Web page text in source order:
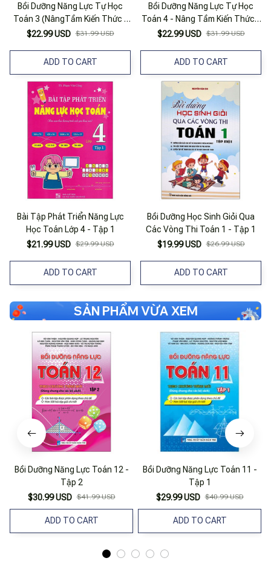
Bồi Dưỡng Năng Lực Tự Học
Toán 3 (NângTầm Kiến Thức -
Phát Triển Tư Duy)
$22.99 USD $31.99 USD
ADD TO CART
Bồi Dưỡng Năng Lực Tự Học
Toán 4 - Nâng Tầm Kiến Thức -
Phát Triển Tư Duy
$22.99 USD $31.99 USD
ADD TO CART
Bài Tập Phát Triển Năng Lực
Học Toán Lớp 4 - Tập 1
$21.99 USD $29.99 USD
ADD TO CART
Bồi Dưỡng Học Sinh Giỏi Qua
Các Vòng Thi Toán 1 - Tập 1
$19.99 USD $26.99 USD
ADD TO CART
SẢN PHẨM VỪA XEM
Bồi Dưỡng Năng Lực Toán 12 -
Tập 2
$30.99 USD $41.99 USD
ADD TO CART
Bồi Dưỡng Năng Lực Toán 11 -
Tập 1
$29.99 USD $40.99 USD
ADD TO CART